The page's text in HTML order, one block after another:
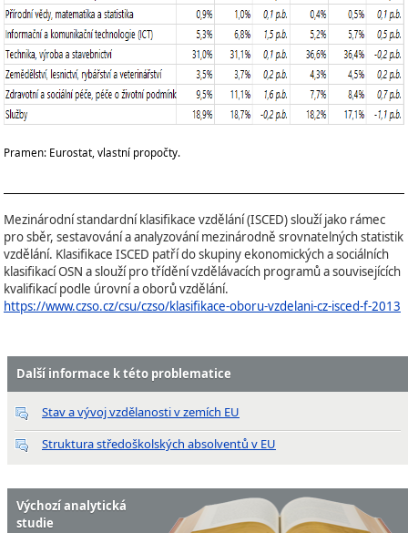
Pramen: Eurostat, vlastní propočty.
Mezinárodní standardní klasifikace vzdělání (ISCED) slouží jako rámec
pro sběr, sestavování a analyzování mezinárodně srovnatelných statistik
vzdělání. Klasifikace ISCED patří do skupiny ekonomických a sociálních
klasifikací OSN a slouží pro třídění vzdělávacích programů a souvisejících
kvalifikací podle úrovní a oborů vzdělání.
https://www.czso.cz/csu/czso/klasifikace-oboru-vzdelani-cz-isced-f-2013
Další informace k této problematice
Stav a vývoj vzdělanosti v zemích EU
Struktura středoškolských absolventů v EU
Výchozí analytická
studie